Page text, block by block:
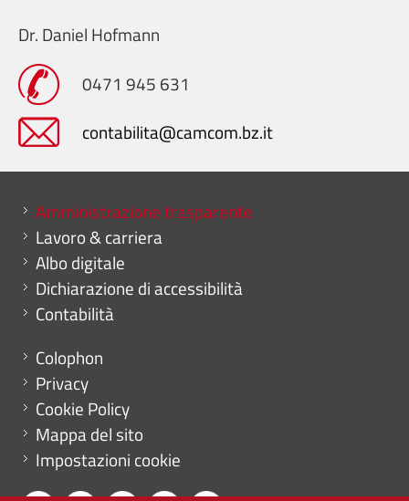
Dr. Daniel Hofmann
0471 945 631
contabilita@camcom.bz.it
Mini menu di servizio
Amministrazione trasparente
Lavoro & carriera
Albo digitale
Dichiarazione di accessibilità
Contabilità
Menu footer
Colophon
Privacy
Cookie Policy
Mappa del sito
Impostazioni cookie